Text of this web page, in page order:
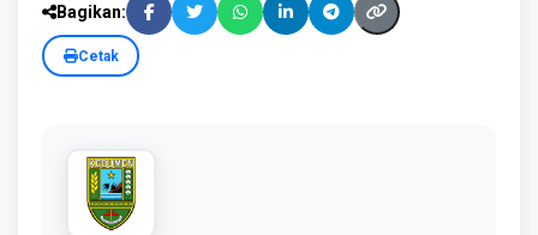
Bagikan:
Cetak